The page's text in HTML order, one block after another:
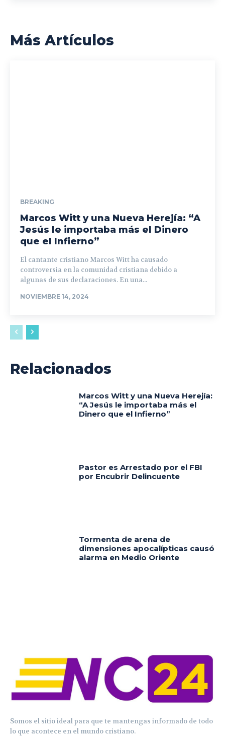
Más Artículos
BREAKING
Marcos Witt y una Nueva Herejía: “A
Jesús le importaba más el Dinero
que el Infierno”
El cantante cristiano Marcos Witt ha causado
controversia en la comunidad cristiana debido a
algunas de sus declaraciones. En una...
NOVIEMBRE 14, 2024
Relacionados
Marcos Witt y una Nueva Herejía:
“A Jesús le importaba más el
Dinero que el Infierno”
Pastor es Arrestado por el FBI
por Encubrir Delincuente
Tormenta de arena de
dimensiones apocalípticas causó
alarma en Medio Oriente
Somos el sitio ideal para que te mantengas informado de todo
lo que acontece en el mundo cristiano.